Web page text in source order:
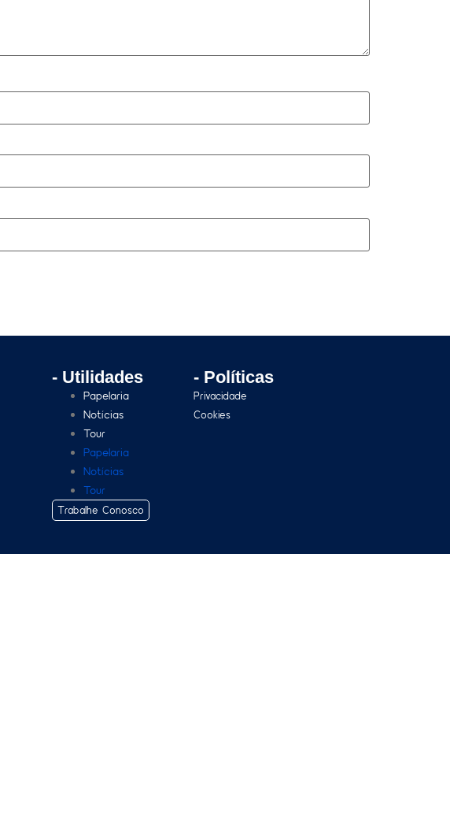
- Utilidades
Papelaria
Notícias
Tour
Papelaria
Notícias
Tour
Trabalhe Conosco
- Políticas
Privacidade
Cookies